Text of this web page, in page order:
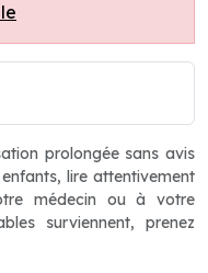
prolongée sans avis
lire attentivement
médecin ou à votre
surviennent, prenez